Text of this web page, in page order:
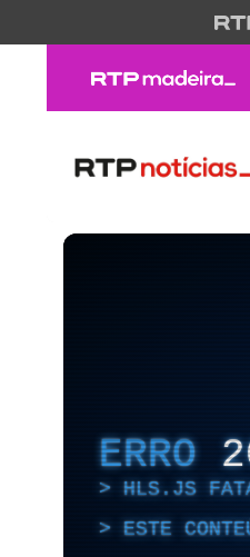
ERRO
HLS.JS
ESTE